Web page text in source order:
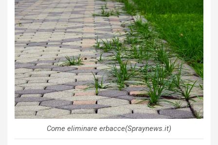
Come eliminare erbacce(Spraynews.it)